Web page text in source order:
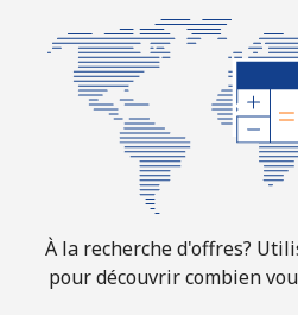
À la recherche d'offres?
pour découvrir combien